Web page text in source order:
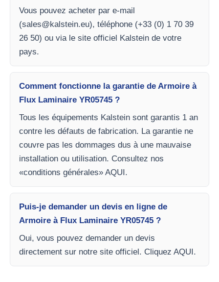
Vous pouvez acheter par e-mail
(sales@kalstein.eu), téléphone (+33 (0) 1 70 39
26 50) ou via le site officiel Kalstein de votre
pays.
Comment fonctionne la garantie de Armoire à
Flux Laminaire YR05745 ?
Tous les équipements Kalstein sont garantis 1 an
contre les défauts de fabrication. La garantie ne
couvre pas les dommages dus à une mauvaise
installation ou utilisation. Consultez nos
«conditions générales» AQUI.
Puis-je demander un devis en ligne de
Armoire à Flux Laminaire YR05745 ?
Oui, vous pouvez demander un devis
directement sur notre site officiel. Cliquez AQUI.